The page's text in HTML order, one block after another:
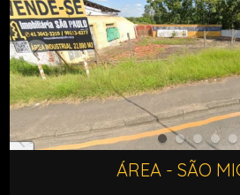
ÁREA - SÃO